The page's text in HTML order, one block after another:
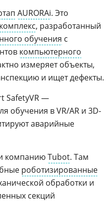
AURORAi. Это
, разработанный
обучения с
компьютерного
измеряет объекты,
и ищет дефекты.
SafetyVR —
обучения в VR/AR и 3D-
аварийные
компаниюTubot. Там
роботизированные
обработки и
секций